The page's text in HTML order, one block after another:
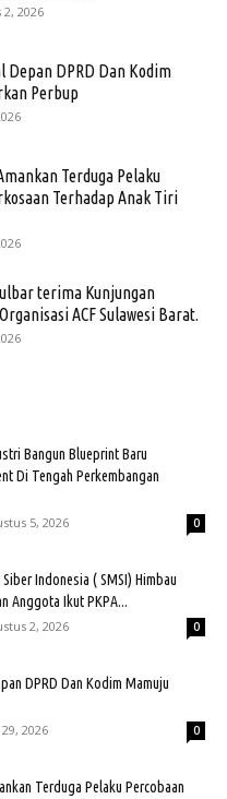
2, 2026
Depan DPRD Dan Kodim
Perbup
Terduga Pelaku
Terhadap Anak Tiri
terima Kunjungan
ACF Sulawesi Barat.
Bangun Blueprint Baru
Di Tengah Perkembangan
5, 2026 0
Indonesia ( SMSI) Himbau
Anggota Ikut PKPA...
2, 2026 0
DPRD Dan Kodim Mamuju
29, 2026 0
Terduga Pelaku Percobaan